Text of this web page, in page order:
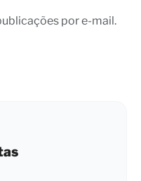
por e-mail.